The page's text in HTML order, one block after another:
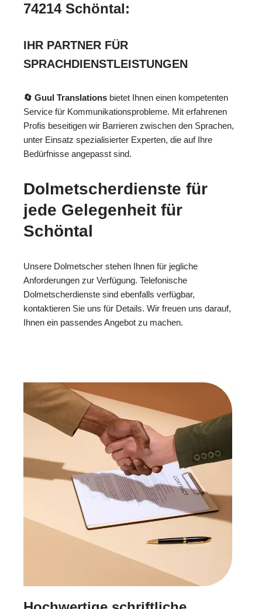
74214 Schöntal:
IHR PARTNER FÜR
SPRACHDIENSTLEISTUNGEN
🔄 Guul Translations bietet Ihnen einen kompetenten
Service für Kommunikationsprobleme. Mit erfahrenen
Profis beseitigen wir Barrieren zwischen den Sprachen,
unter Einsatz spezialisierter Experten, die auf Ihre
Bedürfnisse angepasst sind.
Dolmetscherdienste für
jede Gelegenheit für
Schöntal
Unsere Dolmetscher stehen Ihnen für jegliche
Anforderungen zur Verfügung. Telefonische
Dolmetscherdienste sind ebenfalls verfügbar,
kontaktieren Sie uns für Details. Wir freuen uns darauf,
Ihnen ein passendes Angebot zu machen.